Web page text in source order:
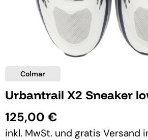
Colmar
Urbantrail X2 Sneaker
125,00 €
inkl. MwSt. und gratis Versand